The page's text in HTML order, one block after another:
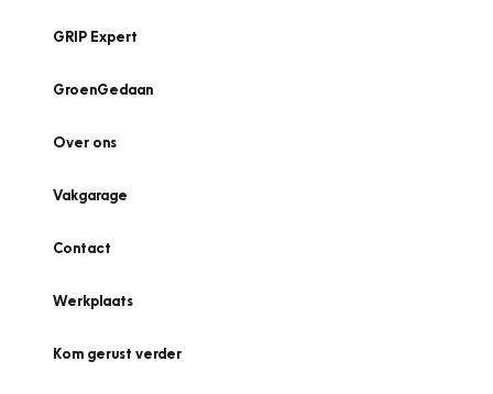
GRIP Expert
GroenGedaan
Over ons
Vakgarage
Contact
Werkplaats
Kom gerust verder